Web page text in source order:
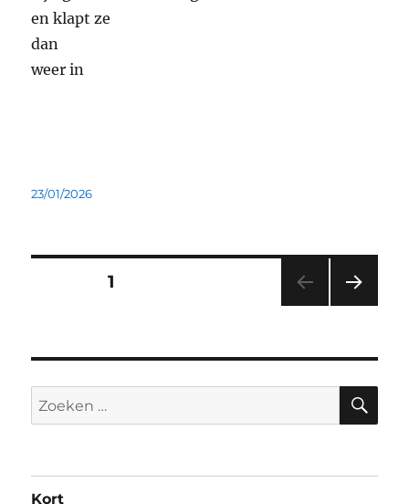
en klapt ze
dan
weer in
Geplaatst
23/01/2026
Berichten
PAGINA1
PAGI
NA
Zoeken
naar:
Kort